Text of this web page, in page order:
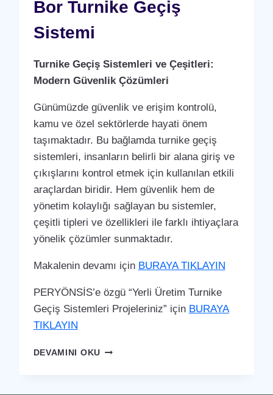
Bor Turnike Geçiş
Sistemi
Turnike Geçiş Sistemleri ve Çeşitleri:
Modern Güvenlik Çözümleri
Günümüzde güvenlik ve erişim kontrolü,
kamu ve özel sektörlerde hayati önem
taşımaktadır. Bu bağlamda turnike geçiş
sistemleri, insanların belirli bir alana giriş ve
çıkışlarını kontrol etmek için kullanılan etkili
araçlardan biridir. Hem güvenlik hem de
yönetim kolaylığı sağlayan bu sistemler,
çeşitli tipleri ve özellikleri ile farklı ihtiyaçlara
yönelik çözümler sunmaktadır.
Makalenin devamı için BURAYA TIKLAYIN
PERYÖNSİS’e özgü “Yerli Üretim Turnike
Geçiş Sistemleri Projeleriniz” için BURAYA
TIKLAYIN
DEVAMINI OKUBOR